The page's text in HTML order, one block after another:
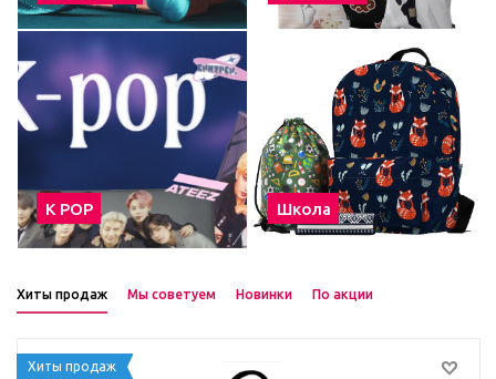
К POP Школа
Хиты продаж Мы советуем Новинки По акции
Хиты продаж